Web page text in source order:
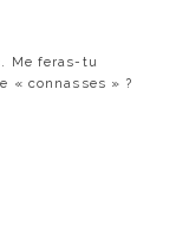
Me feras-tu
« connasses » ?